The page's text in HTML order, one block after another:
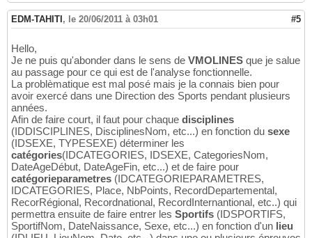
EDM-TAHITI , le 20/06/2011 à 03h01 #5
Hello,
Je ne puis qu'abonder dans le sens de VMOLINES que je salue
au passage pour ce qui est de l'analyse fonctionnelle.
La problèmatique est mal posé mais je la connais bien pour
avoir exercé dans une Direction des Sports pendant plusieurs
années.
Afin de faire court, il faut pour chaque disciplines
(IDDISCIPLINES, DisciplinesNom, etc...) en fonction du sexe
(IDSEXE, TYPESEXE) déterminer les
catégories(IDCATEGORIES, IDSEXE, CategoriesNom,
DateAgeDébut, DateAgeFin, etc...) et de faire pour
catégorieparametres (IDCATEGORIEPARAMETRES,
IDCATEGORIES, Place, NbPoints, RecordDepartemental,
RecorRégional, Recordnational, RecordInternantional, etc..) qui
permettra ensuite de faire entrer les Sportifs (IDSPORTIFS,
SportifNom, DateNaissance, Sexe, etc...) en fonction d'un lieu